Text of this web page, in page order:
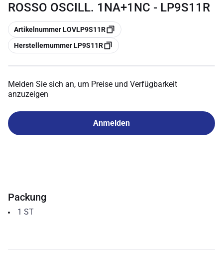
ROSSO OSCILL. 1NA+1NC - LP9S11R
Kopieren
Artikelnummer LOVLP9S11R
Kopieren
Herstellernummer LP9S11R
Melden Sie sich an, um Preise und Verfügbarkeit
anzuzeigen
Anmelden
Packung
1 ST